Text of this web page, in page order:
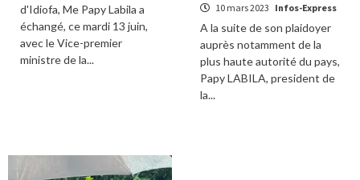
d'Idiofa, Me Papy Labila a
échangé, ce mardi 13 juin,
avec le Vice-premier
ministre de la...
10 mars 2023 Infos-Express
A la suite de son plaidoyer
auprès notamment de la
plus haute autorité du pays,
Papy LABILA, president de
la...